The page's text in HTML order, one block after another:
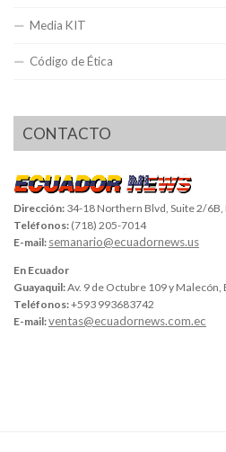
Media KIT
Código de Ética
CONTACTO
Dirección: 34-18 Northern Blvd, Suite 2/6B,
Teléfonos: (718) 205-7014
E-mail: semanario@ecuadornews.us
En Ecuador
Guayaquil:Av. 9 de Octubre 109 y Malecón,
Teléfonos:+593 993683742
E-mail:ventas@ecuadornews.com.ec